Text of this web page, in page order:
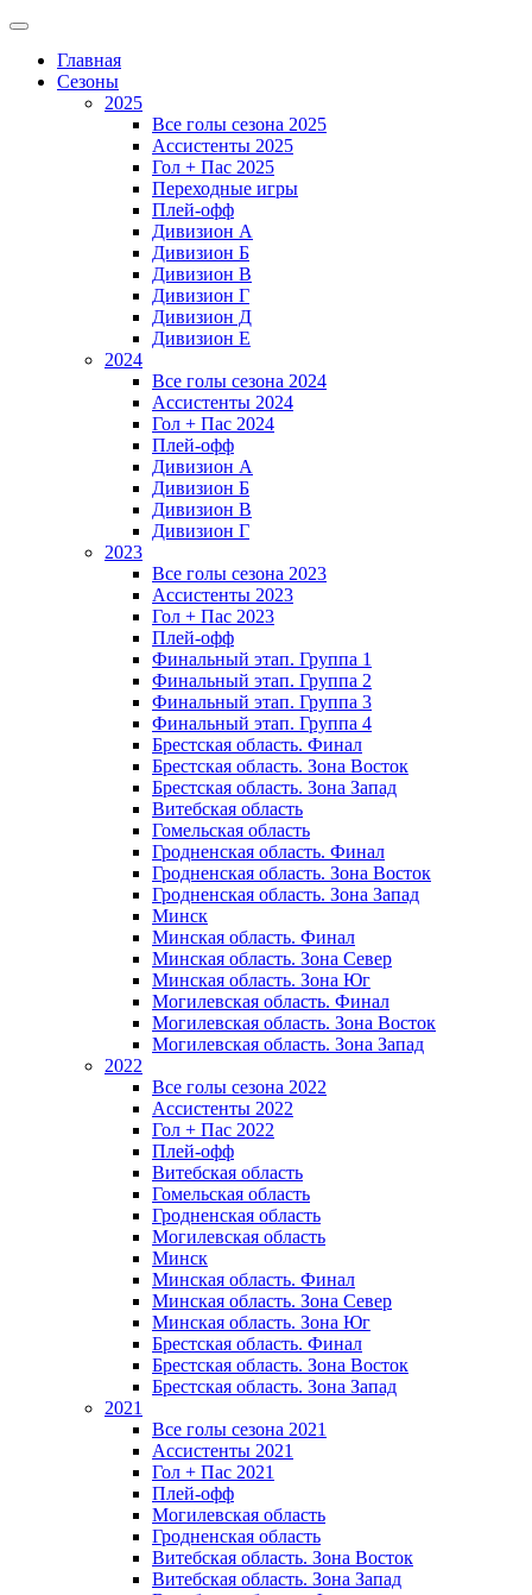
Главная
Сезоны
2025
Все голы сезона 2025
Ассистенты 2025
Гол + Пас 2025
Переходные игры
Плей-офф
Дивизион A
Дивизион Б
Дивизион В
Дивизион Г
Дивизион Д
Дивизион Е
2024
Все голы сезона 2024
Ассистенты 2024
Гол + Пас 2024
Плей-офф
Дивизион A
Дивизион Б
Дивизион В
Дивизион Г
2023
Все голы сезона 2023
Ассистенты 2023
Гол + Пас 2023
Плей-офф
Финальный этап. Группа 1
Финальный этап. Группа 2
Финальный этап. Группа 3
Финальный этап. Группа 4
Брестская область. Финал
Брестская область. Зона Восток
Брестская область. Зона Запад
Витебская область
Гомельская область
Гродненская область. Финал
Гродненская область. Зона Восток
Гродненская область. Зона Запад
Минск
Минская область. Финал
Минская область. Зона Север
Минская область. Зона Юг
Могилевская область. Финал
Могилевская область. Зона Восток
Могилевская область. Зона Запад
2022
Все голы сезона 2022
Ассистенты 2022
Гол + Пас 2022
Плей-офф
Витебская область
Гомельская область
Гродненская область
Могилевская область
Минск
Mинская область. Финал
Минская область. Зона Север
Минская область. Зона Юг
Брестская область. Финал
Брестская область. Зона Восток
Брестская область. Зона Запад
2021
Все голы сезона 2021
Ассистенты 2021
Гол + Пас 2021
Плей-офф
Могилевская область
Гродненская область
Витебская область. Зона Восток
Витебская область. Зона Запад